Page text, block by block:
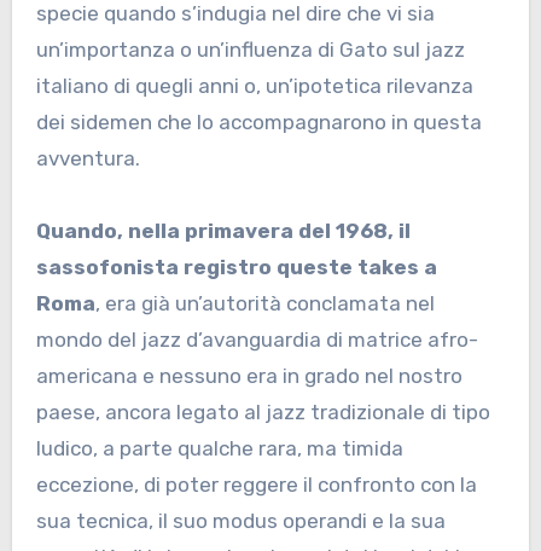
specie quando s’indugia nel dire che vi sia
un’importanza o un’influenza di Gato sul jazz
italiano di quegli anni o, un’ipotetica rilevanza
dei sidemen che lo accompagnarono in questa
avventura.
Quando, nella primavera del 1968, il
sassofonista registro queste takes a
Roma, era già un’autorità conclamata nel
mondo del jazz d’avanguardia di matrice afro-
americana e nessuno era in grado nel nostro
paese, ancora legato al jazz tradizionale di tipo
ludico, a parte qualche rara, ma timida
eccezione, di poter reggere il confronto con la
sua tecnica, il suo modus operandi e la sua